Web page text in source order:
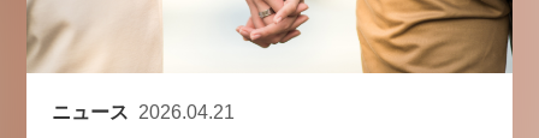
動画
サイトマップ
個人情報保護法について
セミナー
【8/12開催】「イノベーションを
数値化する」～投資される事業の
学ぶ資金調達・巻き込みのリアル
ニュース 2026.04.21